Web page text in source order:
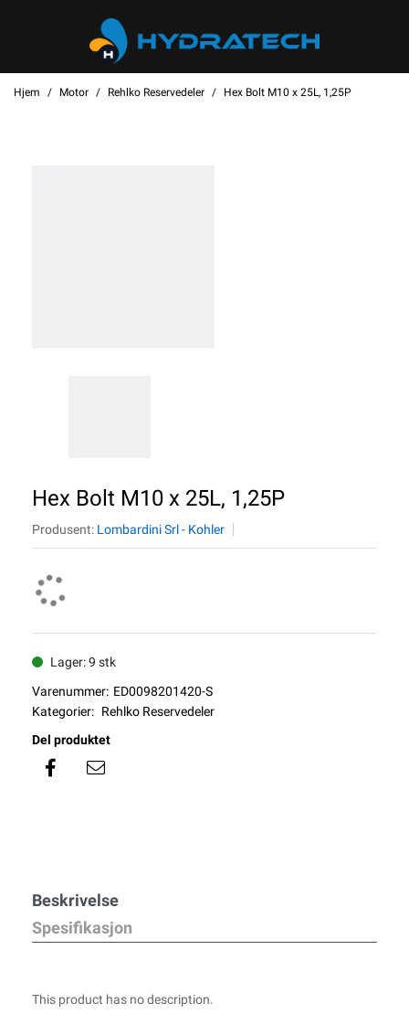
Hjem Motor Rehlko Reservedeler Hex Bolt M10 x 25L, 1,25P
Hex Bolt M10 x 25L, 1,25P
Produsent: Lombardini Srl - Kohler
Lager: 9 stk
Varenummer: ED0098201420-S
Kategorier: Rehlko Reservedeler
Del produktet
Beskrivelse
Spesifikasjon
This product has no description.